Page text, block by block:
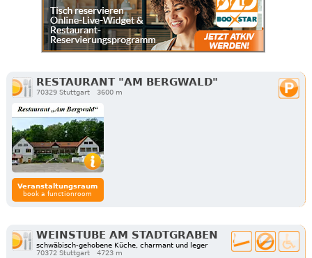
RESTAURANT "AM BERGWALD"
70329 Stuttgart 3600 m
Veranstaltungsraum
book a functionroom
WEINSTUBE AM STADTGRABEN
schwäbisch-gehobene Küche, charmant und leger
70372 Stuttgart
4723 m